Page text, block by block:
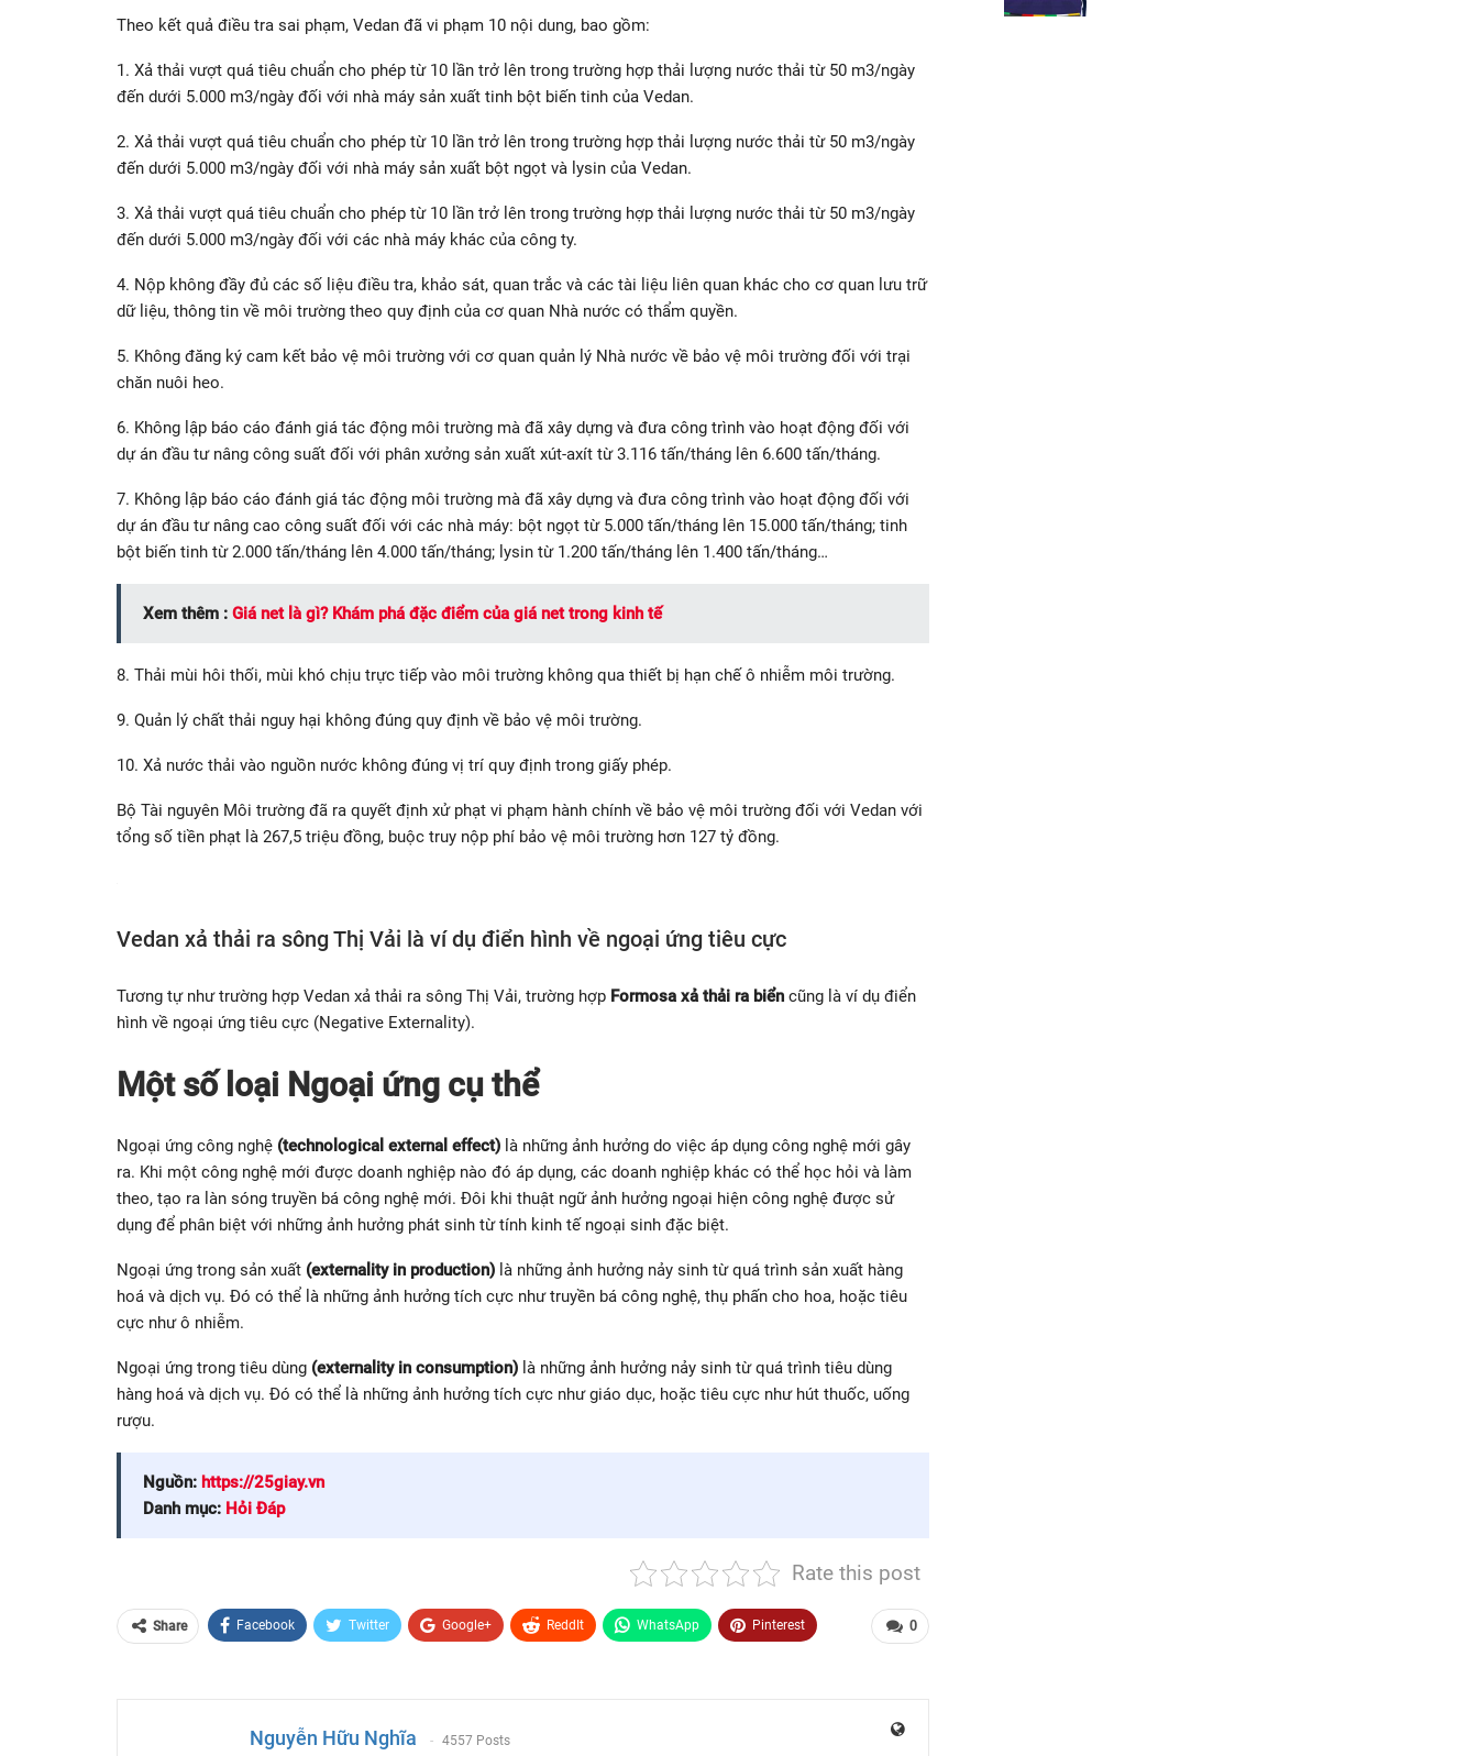
Theo kết quả điều tra sai phạm, Vedan đã vi phạm 10 nội dung, bao gồm:
1. Xả thải vượt quá tiêu chuẩn cho phép từ 10 lần trở lên trong trường hợp thải lượng nước thải từ 50 m3/ngày
đến dưới 5.000 m3/ngày đối với nhà máy sản xuất tinh bột biến tinh của Vedan.
2. Xả thải vượt quá tiêu chuẩn cho phép từ 10 lần trở lên trong trường hợp thải lượng nước thải từ 50 m3/ngày
đến dưới 5.000 m3/ngày đối với nhà máy sản xuất bột ngọt và lysin của Vedan.
3. Xả thải vượt quá tiêu chuẩn cho phép từ 10 lần trở lên trong trường hợp thải lượng nước thải từ 50 m3/ngày
đến dưới 5.000 m3/ngày đối với các nhà máy khác của công ty.
4. Nộp không đầy đủ các số liệu điều tra, khảo sát, quan trắc và các tài liệu liên quan khác cho cơ quan lưu trữ
dữ liệu, thông tin về môi trường theo quy định của cơ quan Nhà nước có thẩm quyền.
5. Không đăng ký cam kết bảo vệ môi trường với cơ quan quản lý Nhà nước về bảo vệ môi trường đối với trại
chăn nuôi heo.
6. Không lập báo cáo đánh giá tác động môi trường mà đã xây dựng và đưa công trình vào hoạt động đối với
dự án đầu tư nâng công suất đối với phân xưởng sản xuất xút-axít từ 3.116 tấn/tháng lên 6.600 tấn/tháng.
7. Không lập báo cáo đánh giá tác động môi trường mà đã xây dựng và đưa công trình vào hoạt động đối với
dự án đầu tư nâng cao công suất đối với các nhà máy: bột ngọt từ 5.000 tấn/tháng lên 15.000 tấn/tháng; tinh
bột biến tinh từ 2.000 tấn/tháng lên 4.000 tấn/tháng; lysin từ 1.200 tấn/tháng lên 1.400 tấn/tháng…
Xem thêm : Giá net là gì? Khám phá đặc điểm của giá net trong kinh tế
8. Thải mùi hôi thối, mùi khó chịu trực tiếp vào môi trường không qua thiết bị hạn chế ô nhiễm môi trường.
9. Quản lý chất thải nguy hại không đúng quy định về bảo vệ môi trường.
10. Xả nước thải vào nguồn nước không đúng vị trí quy định trong giấy phép.
Bộ Tài nguyên Môi trường đã ra quyết định xử phạt vi phạm hành chính về bảo vệ môi trường đối với Vedan với
tổng số tiền phạt là 267,5 triệu đồng, buộc truy nộp phí bảo vệ môi trường hơn 127 tỷ đồng.
Vedan xả thải ra sông Thị Vải là ví dụ điển hình về ngoại ứng tiêu cực
Tương tự như trường hợp Vedan xả thải ra sông Thị Vải, trường hợp Formosa xả thải ra biển cũng là ví dụ điển
hình về ngoại ứng tiêu cực (Negative Externality).
Một số loại Ngoại ứng cụ thể
Ngoại ứng công nghệ (technological external effect) là những ảnh hưởng do việc áp dụng công nghệ mới gây
ra. Khi một công nghệ mới được doanh nghiệp nào đó áp dụng, các doanh nghiệp khác có thể học hỏi và làm
theo, tạo ra làn sóng truyền bá công nghệ mới. Đôi khi thuật ngữ ảnh hưởng ngoại hiện công nghệ được sử
dụng để phân biệt với những ảnh hưởng phát sinh từ tính kinh tế ngoại sinh đặc biệt.
Ngoại ứng trong sản xuất (externality in production) là những ảnh hưởng nảy sinh từ quá trình sản xuất hàng
hoá và dịch vụ. Đó có thể là những ảnh hưởng tích cực như truyền bá công nghệ, thụ phấn cho hoa, hoặc tiêu
cực như ô nhiễm.
Ngoại ứng trong tiêu dùng (externality in consumption) là những ảnh hưởng nảy sinh từ quá trình tiêu dùng
hàng hoá và dịch vụ. Đó có thể là những ảnh hưởng tích cực như giáo dục, hoặc tiêu cực như hút thuốc, uống
rượu.
Nguồn: https://25giay.vn
Danh mục: Hỏi Đáp
Rate this post
0
Share Facebook Twitter Google+ ReddIt WhatsApp Pinterest
Nguyễn Hữu Nghĩa 4557 Posts